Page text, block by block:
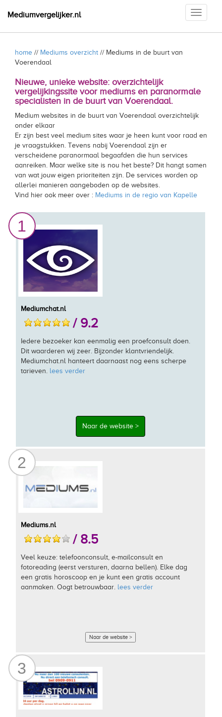
Toggle
Mediumvergelijker.nl
home // Mediums overzicht // Mediums in de buurt van
Voerendaal
Nieuwe, unieke website: overzichtelijk
vergelijkingssite voor mediums en paranormale
specialisten in de buurt van Voerendaal.
Medium websites in de buurt van Voerendaal overzichtelijk
onder elkaar
Er zijn best veel medium sites waar je heen kunt voor raad en
je vraagstukken. Tevens nabij Voerendaal zijn er
verscheidene paranormaal begaafden die hun services
aanreiken. Maar welke site is nou het beste? Dit hangt samen
van wat jouw eigen prioriteiten zijn. De services worden op
allerlei manieren aangeboden op de websites.
Vind hier ook meer over : Mediums in de regio van Kapelle
1
Mediumchat.nl
/ 9.2
Iedere bezoeker kan eenmalig een proefconsult doen.
Dit waarderen wij zeer. Bijzonder klantvriendelijk.
Mediumchat.nl hanteert daarnaast nog eens scherpe
tarieven. lees verder
Naar de website >
2
Mediums.nl
/ 8.5
Veel keuze: telefoonconsult, e-mailconsult en
fotoreading (eerst versturen, daarna bellen). Elke dag
een gratis horoscoop en je kunt een gratis account
aanmaken. Oogt betrouwbaar. lees verder
Naar de website >
3